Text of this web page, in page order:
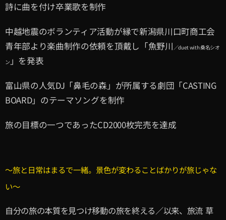
詩に曲を付け卒業歌を制作
中越地震のボランティア活動が縁で新潟県川口町商工会
青年部より楽曲制作の依頼を頂戴し「魚野川 ／duet with 桑名シオ
ン 」を発表
富山県の人気DJ「鼻毛の森」が所属する劇団「CASTING
BOARD」のテーマソングを制作
旅の目標の一つであったCD2000枚完売を達成
〜旅と日常はまるで一緒。景色が変わることばかりが旅じゃな
い〜
自分の旅の本質を見つけ移動の旅を終える／以来、旅流 草